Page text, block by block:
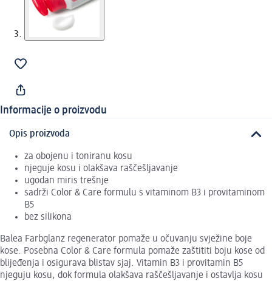
Informacije o proizvodu
Opis proizvoda
za obojenu i toniranu kosu
njeguje kosu i olakšava raščešljavanje
ugodan miris trešnje
sadrži Color & Care formulu s vitaminom B3 i provitaminom
B5
bez silikona
Balea Farbglanz regenerator pomaže u očuvanju svježine boje
kose. Posebna Color & Care formula pomaže zaštititi boju kose od
blijeđenja i osigurava blistav sjaj. Vitamin B3 i provitamin B5
njeguju kosu, dok formula olakšava raščešljavanje i ostavlja kosu